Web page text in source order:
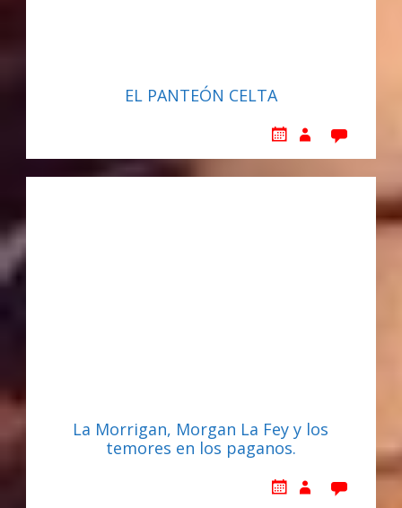
EL PANTEÓN CELTA
La Morrigan, Morgan La Fey y los
temores en los paganos.